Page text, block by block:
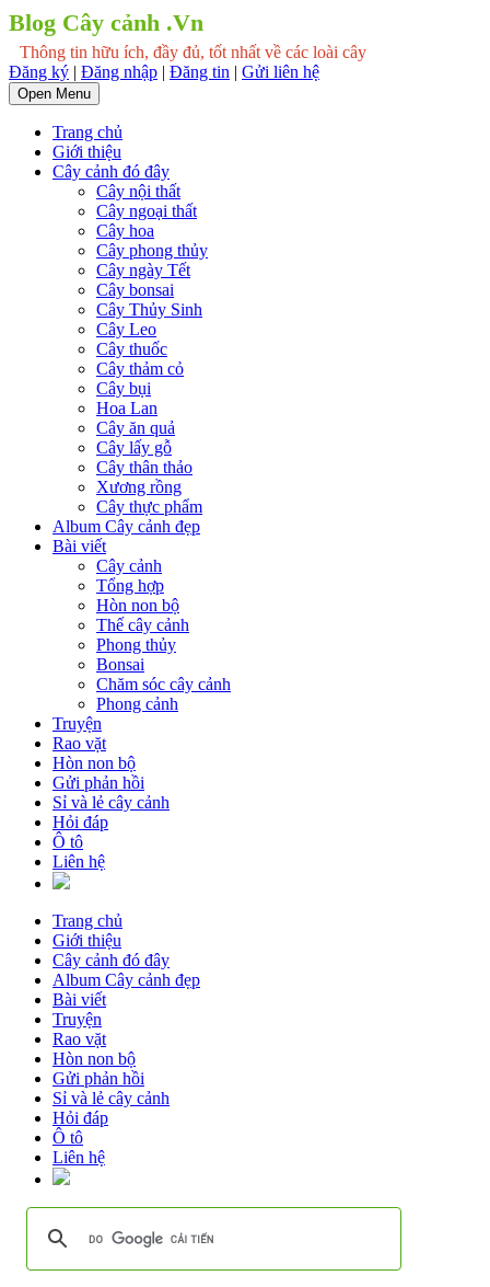
Blog Cây cảnh .Vn
Thông tin hữu ích, đầy đủ, tốt nhất về các loài cây
Đăng ký | Đăng nhập | Đăng tin | Gửi liên hệ
Open Menu
Trang chủ
Giới thiệu
Cây cảnh đó đây
Cây nội thất
Cây ngoại thất
Cây hoa
Cây phong thủy
Cây ngày Tết
Cây bonsai
Cây Thủy Sinh
Cây Leo
Cây thuốc
Cây thảm cỏ
Cây bụi
Hoa Lan
Cây ăn quả
Cây lấy gỗ
Cây thân thảo
Xương rồng
Cây thực phẩm
Album Cây cảnh đẹp
Bài viết
Cây cảnh
Tổng hợp
Hòn non bộ
Thế cây cảnh
Phong thủy
Bonsai
Chăm sóc cây cảnh
Phong cảnh
Truyện
Rao vặt
Hòn non bộ
Gửi phản hồi
Sỉ và lẻ cây cảnh
Hỏi đáp
Ô tô
Liên hệ
Trang chủ
Giới thiệu
Cây cảnh đó đây
Album Cây cảnh đẹp
Bài viết
Truyện
Rao vặt
Hòn non bộ
Gửi phản hồi
Sỉ và lẻ cây cảnh
Hỏi đáp
Ô tô
Liên hệ